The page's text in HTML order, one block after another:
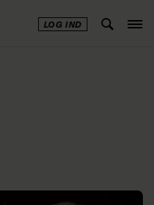
LOG IND